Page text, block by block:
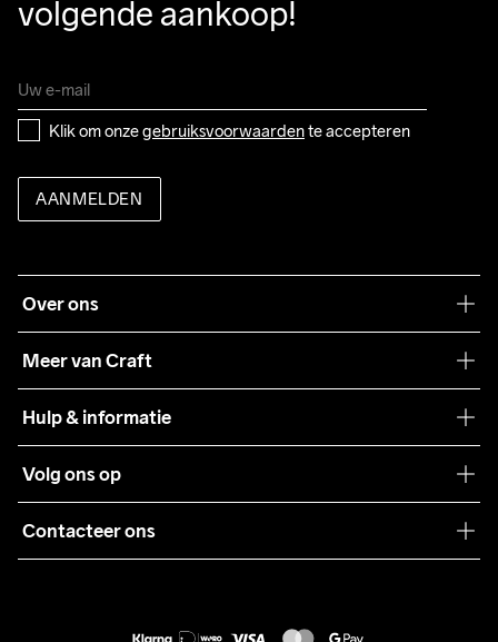
volgende aankoop!
Klik om onze gebruiksvoorwaarden te accepteren
AANMELDEN
Over ons
Meer van Craft
Teamwear
Samenwerkingen
Pers
Hulp & informatie
Algemene voorwaarden
Retour
Volg ons op
Contacteer ons